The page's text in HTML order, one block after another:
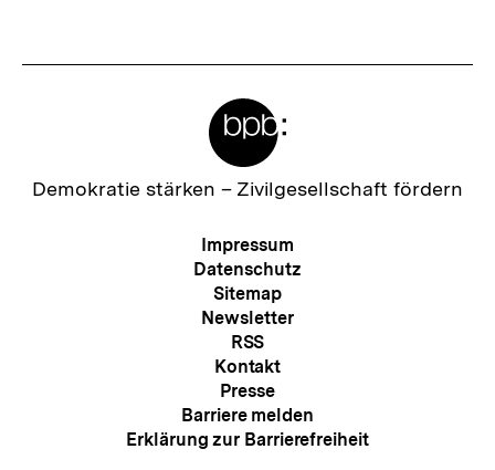
Zur
Demokratie stärken – Zivilgesellschaft fördern
Meta-
Navigation
Impressum
Datenschutz
Sitemap
Newsletter
RSS
Kontakt
Presse
Barriere melden
Erklärung zur Barrierefreiheit